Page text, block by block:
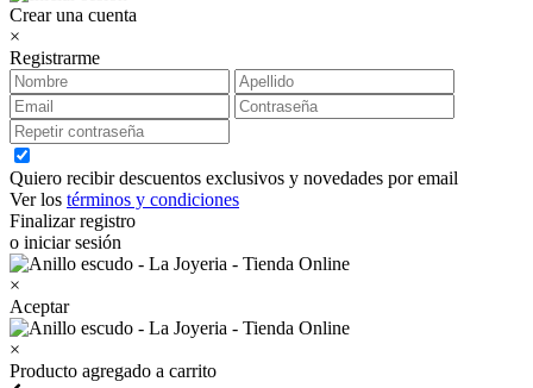
Crear una cuenta
×
Registrarme
Quiero recibir descuentos exclusivos y novedades por email
Ver los términos y condiciones
Finalizar registro
o iniciar sesión
×
Aceptar
×
Producto agregado a carrito